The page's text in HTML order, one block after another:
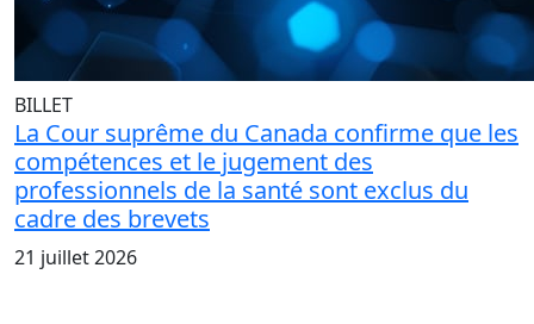
BILLET
La Cour suprême du Canada confirme que les
compétences et le jugement des
professionnels de la santé sont exclus du
cadre des brevets
21 juillet 2026